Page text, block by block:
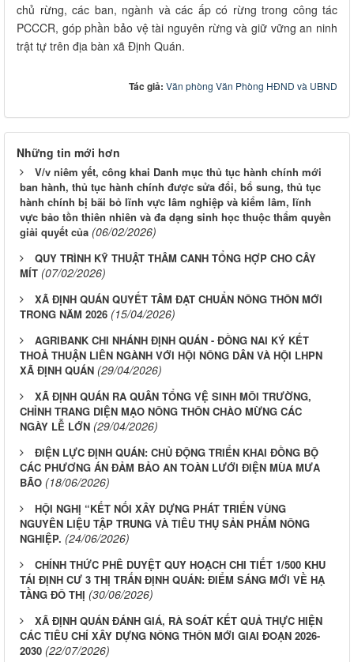
chủ rừng, các ban, ngành và các ấp có rừng trong công tác
PCCCR, góp phần bảo vệ tài nguyên rừng và giữ vững an ninh
trật tự trên địa bàn xã Định Quán.
Tác giả: Văn phòng Văn Phòng HĐND và UBND
Những tin mới hơn
V/v niêm yết, công khai Danh mục thủ tục hành chính mới
ban hành, thủ tục hành chính được sửa đổi, bổ sung, thủ tục
hành chính bị bãi bỏ lĩnh vực lâm nghiệp và kiểm lâm, lĩnh
vực bảo tồn thiên nhiên và đa dạng sinh học thuộc thẩm quyền
giải quyết của (06/02/2026)
QUY TRÌNH KỸ THUẬT THÂM CANH TỔNG HỢP CHO CÂY
MÍT (07/02/2026)
XÃ ĐỊNH QUÁN QUYẾT TÂM ĐẠT CHUẨN NÔNG THÔN MỚI
TRONG NĂM 2026 (15/04/2026)
AGRIBANK CHI NHÁNH ĐỊNH QUÁN - ĐỒNG NAI KÝ KẾT
THOẢ THUẬN LIÊN NGÀNH VỚI HỘI NÔNG DÂN VÀ HỘI LHPN
XÃ ĐỊNH QUÁN (29/04/2026)
XÃ ĐỊNH QUÁN RA QUÂN TỔNG VỆ SINH MÔI TRƯỜNG,
CHỈNH TRANG DIỆN MẠO NÔNG THÔN CHÀO MỪNG CÁC
NGÀY LỄ LỚN (29/04/2026)
ĐIỆN LỰC ĐỊNH QUÁN: CHỦ ĐỘNG TRIỂN KHAI ĐỒNG BỘ
CÁC PHƯƠNG ÁN ĐẢM BẢO AN TOÀN LƯỚI ĐIỆN MÙA MƯA
BÃO (18/06/2026)
HỘI NGHỊ “KẾT NỐI XÂY DỰNG PHÁT TRIỂN VÙNG
NGUYÊN LIỆU TẬP TRUNG VÀ TIÊU THỤ SẢN PHẨM NÔNG
NGHIỆP. (24/06/2026)
CHÍNH THỨC PHÊ DUYỆT QUY HOẠCH CHI TIẾT 1/500 KHU
TÁI ĐỊNH CƯ 3 THỊ TRẤN ĐỊNH QUÁN: ĐIỂM SÁNG MỚI VỀ HẠ
TẦNG ĐÔ THỊ (30/06/2026)
XÃ ĐỊNH QUÁN ĐÁNH GIÁ, RÀ SOÁT KẾT QUẢ THỰC HIỆN
CÁC TIÊU CHÍ XÂY DỰNG NÔNG THÔN MỚI GIAI ĐOẠN 2026-
2030 (22/07/2026)